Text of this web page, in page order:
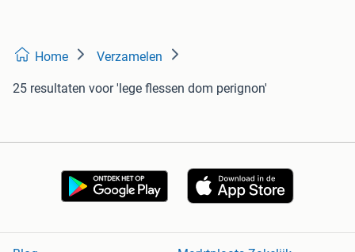
Home Verzamelen
25 resultaten voor 'lege flessen dom perignon'